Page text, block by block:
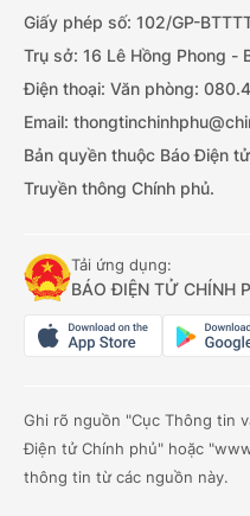
Giấy phép số: 102/GP-
Trụ sở: 16 Lê Hồng Phong -
Điện thoại: Văn phòng:
Email:
Bản quyền thuộc Báo Điện
Truyền thông Chính phủ.
Tải ứng dụng:
BÁO ĐIỆN TỬ CHÍNH
Ghi rõ nguồn "Cục Thông tin
Điện tử Chính phủ" hoặc
thông tin từ các nguồn này.